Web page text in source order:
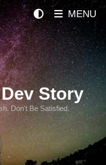
Story
Don't Be Satisfied.
MENU